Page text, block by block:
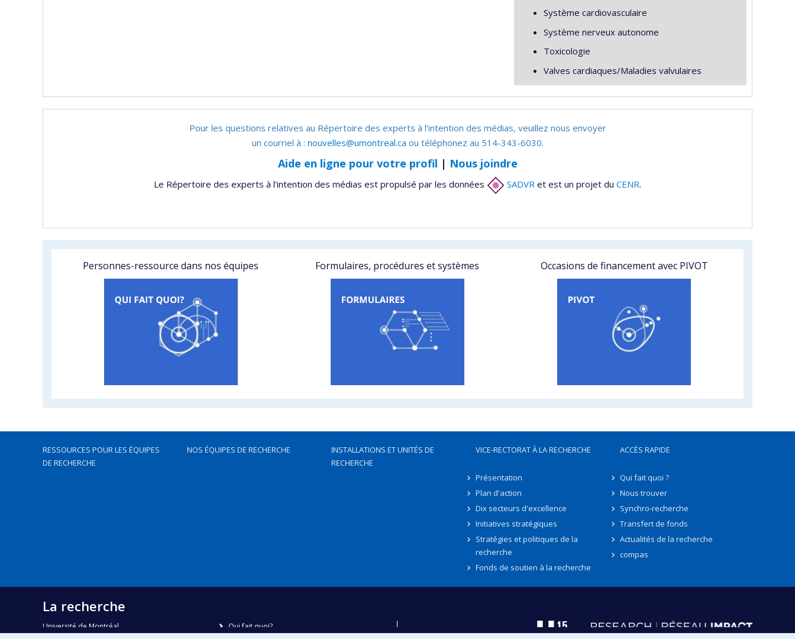
Système cardiovasculaire
Système nerveux autonome
Toxicologie
Valves cardiaques/Maladies valvulaires
Pour les questions relatives au Répertoire des experts à l’intention des médias, veuillez nous envoyer
un courriel à : nouvelles@umontreal.ca ou téléphonez au 514-343-6030.
Aide en ligne pour votre profil | Nous joindre
Le Répertoire des experts à l’intention des médias est propulsé par les données SADVR et est un projet du CENR.
Personnes-ressource dans nos équipes Formulaires, procédures et systèmes Occasions de financement avec PIVOT
RESSOURCES POUR LES ÉQUIPES
DE RECHERCHE
NOS ÉQUIPES DE RECHERCHE
INSTALLATIONS ET UNITÉS DE
RECHERCHE
VICE-RECTORAT À LA RECHERCHE
Présentation
Plan d'action
Dix secteurs d'excellence
Initiatives stratégiques
Stratégies et politiques de la
recherche
Fonds de soutien à la recherche
ACCÈS RAPIDE
Qui fait quoi ?
Nous trouver
Synchro-recherche
Transfert de fonds
Actualités de la recherche
compas
La recherche
Université de Montréal
Qui fait quoi?